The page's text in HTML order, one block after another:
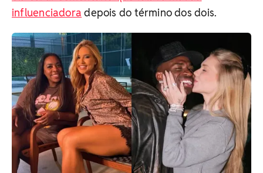
influenciadora depois do término dos dois.